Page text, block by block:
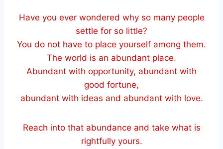
Have you ever wondered why so many people
settle for so little?
You do not have to place yourself among them.
The world is an abundant place.
Abundant with opportunity, abundant with
good fortune,
abundant with ideas and abundant with love.
Reach into that abundance and take what is
rightfully yours.